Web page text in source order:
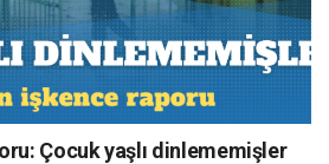
Çocuk yaşlı dinlememişler